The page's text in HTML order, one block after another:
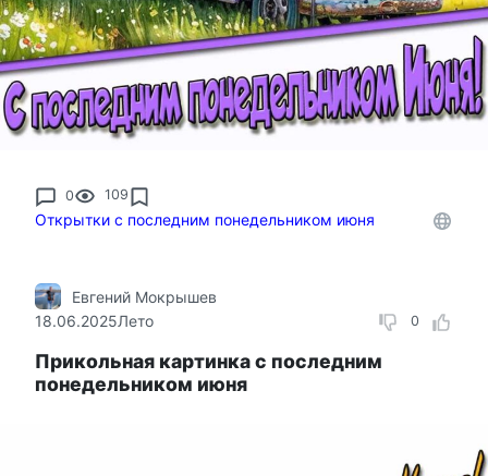
0 109
Открытки с последним понедельником июня
0
Евгений Мокрышев
18.06.2025Лето
Прикольная картинка с последним
понедельником июня